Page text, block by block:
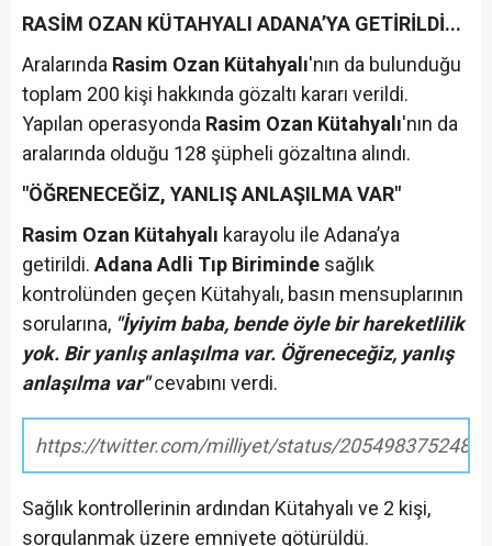
RASİM OZAN KÜTAHYALI ADANA’YA GETİRİLDİ...
Aralarında Rasim Ozan Kütahyalı'nın da bulunduğu
toplam 200 kişi hakkında gözaltı kararı verildi.
Yapılan operasyonda Rasim Ozan Kütahyalı'nın da
aralarında olduğu 128 şüpheli gözaltına alındı.
"ÖĞRENECEĞİZ, YANLIŞ ANLAŞILMA VAR"
Rasim Ozan Kütahyalı karayolu ile Adana’ya
getirildi. Adana Adli Tıp Biriminde sağlık
kontrolünden geçen Kütahyalı, basın mensuplarının
sorularına, "İyiyim baba, bende öyle bir hareketlilik
yok. Bir yanlış anlaşılma var. Öğreneceğiz, yanlış
anlaşılma var"cevabını verdi.
https://twitter.com/milliyet/status/
Sağlık kontrollerinin ardından Kütahyalı ve 2 kişi,
sorgulanmak üzere emniyete götürüldü.